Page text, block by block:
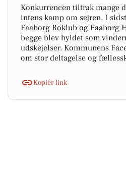
Konkurrencen tiltrak mange
intens kamp om sejren. I
Faaborg Roklub og Faaborg
begge blev hyldet som
udskejelser. Kommunens
om stor deltagelse og
Kopiér link